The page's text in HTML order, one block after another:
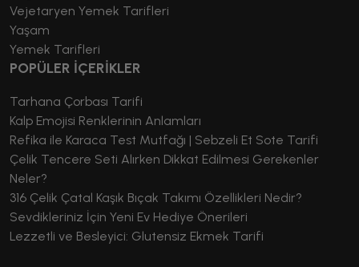
Vejetaryen Yemek Tarifleri
Yaşam
Yemek Tarifleri
POPÜLER İÇERİKLER
Tarhana Çorbası Tarifi
Kalp Emojisi Renklerinin Anlamları
Refika ile Karaca Test Mutfağı | Sebzeli Et Sote Tarifi
Çelik Tencere Seti Alırken Dikkat Edilmesi Gerekenler
Neler?
316 Çelik Çatal Kaşık Bıçak Takımı Özellikleri Nedir?
Sevdikleriniz İçin Yeni Ev Hediye Önerileri
Lezzetli ve Besleyici: Glutensiz Ekmek Tarifi